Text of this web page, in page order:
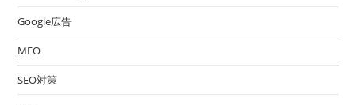
Google広告
MEO
SEO対策